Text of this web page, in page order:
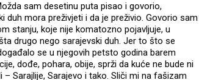
sam desetinu puta pisao i govorio,
mora preživjeti i da je preživio. Govorio sam
stanju, koje nije komatozno pojavljuje, u
drugo nego sarajevski duh. Jer to što se
se u njegovih petsto godina barem
dođe, pohara, obije, sprži da kuće ne bude ni
Sarajlije, Sarajevo i tako. Sliči mi na fašizam